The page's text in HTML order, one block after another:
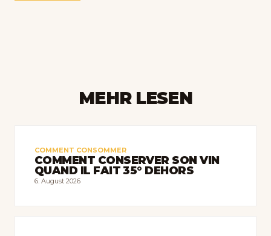
MEHR LESEN
COMMENT CONSOMMER
COMMENT CONSERVER SON VIN
QUAND IL FAIT 35° DEHORS
6. August 2026